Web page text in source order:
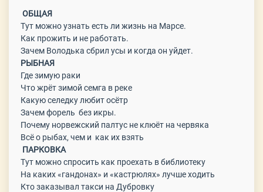
ОБЩАЯ
Тут можно узнать есть ли жизнь на Марсе.
Как прожить и не работать.
Зачем Володька сбрил усы и когда он уйдет.
РЫБНАЯ
Где зимую раки
Что жрёт зимой семга в реке
Какую селедку любит осётр
Зачем форель без икры.
Почему норвежский палтус не клюёт на червяка
Всё о рыбах, чем и как их взять
ПАРКОВКА
Тут можно спросить как проехать в библиотеку
На каких «гандонах» и «кастрюлях» лучше ходить
Кто заказывал такси на Дубровку